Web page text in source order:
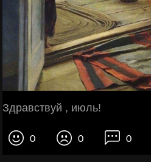
Здравствуй , июль!
0 0 0